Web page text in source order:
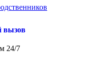
вызов
24/7